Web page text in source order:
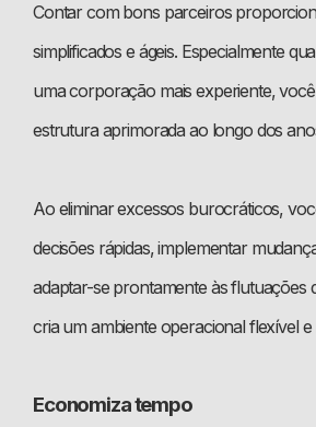
Contar com bons parceiros
simplificados e ágeis. Especialmente
uma corporação mais experiente,
estrutura aprimorada ao longo dos
Ao eliminar excessos burocráticos,
decisões rápidas, implementar
adaptar-se prontamente às flutuações
cria um ambiente operacional flexível e
Economiza tempo